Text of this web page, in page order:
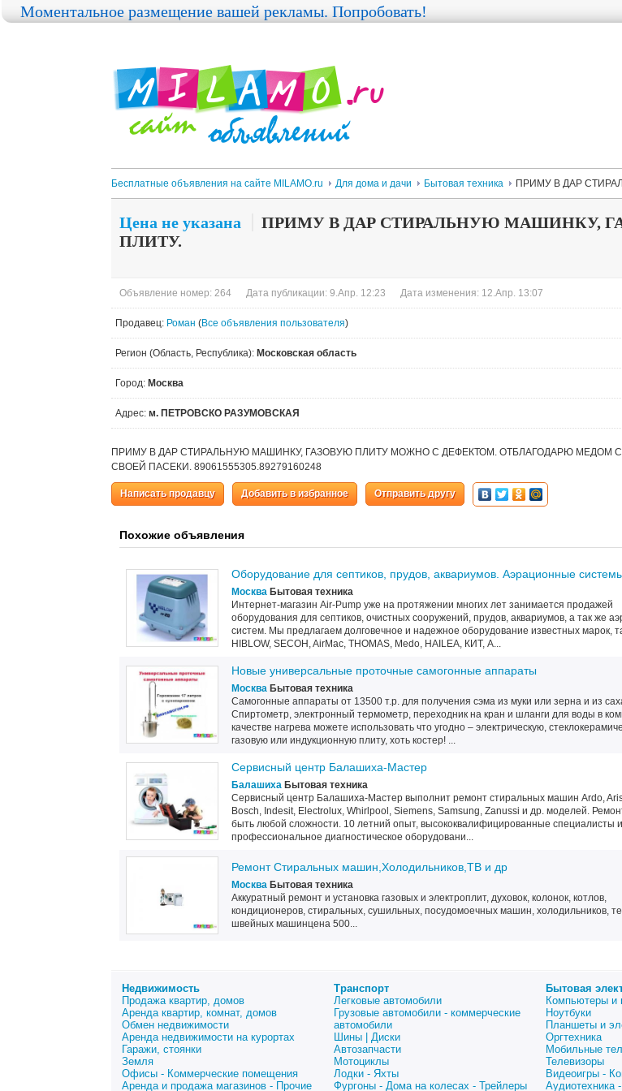
Бесплатные объявления на сайте MILAMO.ru Для дома и дачи Бытовая техника ПРИМУ В ДАР
Цена не указана
ПРИМУ В ДАР СТИРАЛЬНУЮ МАШИНКУ,
ПЛИТУ.
Объявление номер: 264 Дата публикации: 9.Апр. 12:23 Дата изменения: 12.Апр. 13:07
Продавец: Роман (Все объявления пользователя)
Регион (Область, Республика): Московская область
Город: Москва
Адрес: м. ПЕТРОВСКО РАЗУМОВСКАЯ
ПРИМУ В ДАР СТИРАЛЬНУЮ МАШИНКУ, ГАЗОВУЮ ПЛИТУ МОЖНО С ДЕФЕКТОМ. ОТБЛАГОДАРЮ МЕДОМ
СВОЕЙ ПАСЕКИ. 89061555305.89279160248
Написать продавцу Добавить в избранное Отправить другу
Похожие объявления
Оборудование для септиков, прудов, аквариумов. Аэрационные
Москва Бытовая техника
Интернет-магазин Air-Pump уже на протяжении многих лет занимается продажей
оборудования для септиков, очистных сооружений, прудов, аквариумов, а так же
систем. Мы предлагаем долговечное и надежное оборудование известных марок,
HIBLOW, SECOH, AirMac, THOMAS, Medo, HAILEA, КИТ, A...
Новые универсальные проточные самогонные аппараты
Москва Бытовая техника
Самогонные аппараты от 13500 т.р. для получения сэма из муки или зерна и из
Спиртометр, электронный термометр, переходник на кран и шланги для воды в
качестве нагрева можете использовать что угодно – электрическую,
газовую или индукционную плиту, хоть костер! ...
Сервисный центр Балашиха-Мастер
Балашиха Бытовая техника
Сервисный центр Балашиха-Мастер выполнит ремонт стиральных машин Ardo,
Bosch, Indesit, Electrolux, Whirlpool, Siemens, Samsung, Zanussi и др. моделей.
быть любой сложности. 10 летний опыт, высококвалифицированные специалисты и
профессиональное диагностическое оборудовани...
Ремонт Стиральных машин,Холодильников,ТВ и др
Москва Бытовая техника
Аккуратный ремонт и установка газовых и электроплит, духовок, колонок, котлов,
кондиционеров, стиральных, сушильных, посудомоечных машин, холодильников,
швейных машинцена 500...
Моментальное размещение вашей рекламы. Попробовать!
Недвижимость
Продажа квартир, домов
Аренда квартир, комнат, домов
Обмен недвижимости
Аренда недвижимости на курортах
Гаражи, стоянки
Земля
Офисы - Коммерческие помещения
Аренда и продажа магазинов - Прочие
Транспорт
Легковые автомобили
Грузовые автомобили - коммерческие
автомобили
Шины | Диски
Автозапчасти
Мотоциклы
Лодки - Яхты
Фургоны - Дома на колесах - Трейлеры
Бытовая
Компьютеры и
Ноутбуки
Планшеты и
Оргтехника
Мобильные
Телевизоры
Видеоигры -
Аудиотехника